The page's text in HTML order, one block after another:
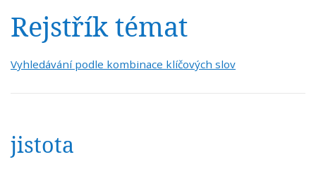
Rejstřík témat
Vyhledávání podle kombinace klíčových slov
jistota